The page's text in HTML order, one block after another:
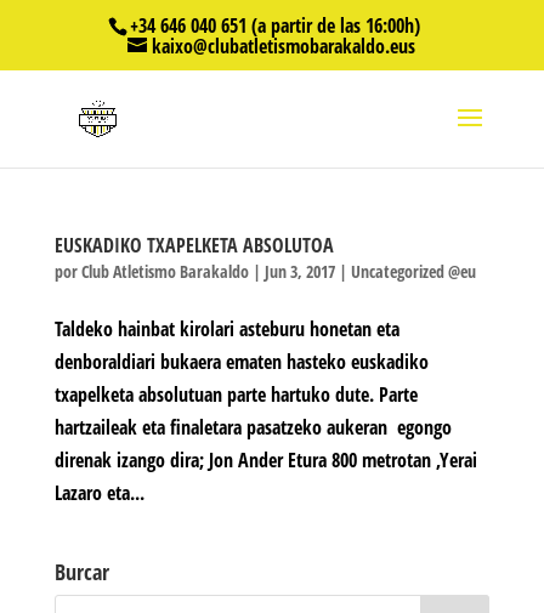
+34 646 040 651 (a partir de las 16:00h)
kaixo@clubatletismobarakaldo.eus
EUSKADIKO TXAPELKETA ABSOLUTOA
porClub Atletismo Barakaldo| Jun 3, 2017| Uncategorized @eu
Taldeko hainbat kirolari asteburu honetan eta
denboraldiari bukaera ematen hasteko euskadiko
txapelketa absolutuan parte hartuko dute. Parte
hartzaileak eta finaletara pasatzeko aukeran egongo
direnak izango dira; Jon Ander Etura 800 metrotan ,Yerai
Lazaro eta...
Burcar